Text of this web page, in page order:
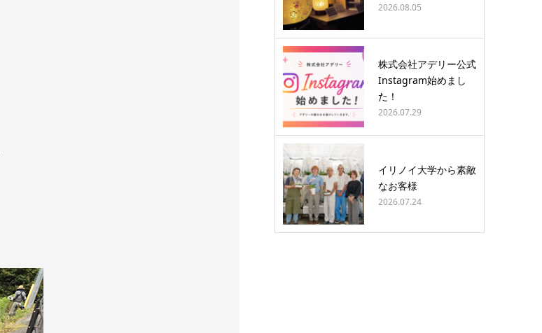
2026.08.05
株式会社アデリー公式
Instagram始めまし
た！
2026.07.29
イリノイ大学から素敵
なお客様
2026.07.24